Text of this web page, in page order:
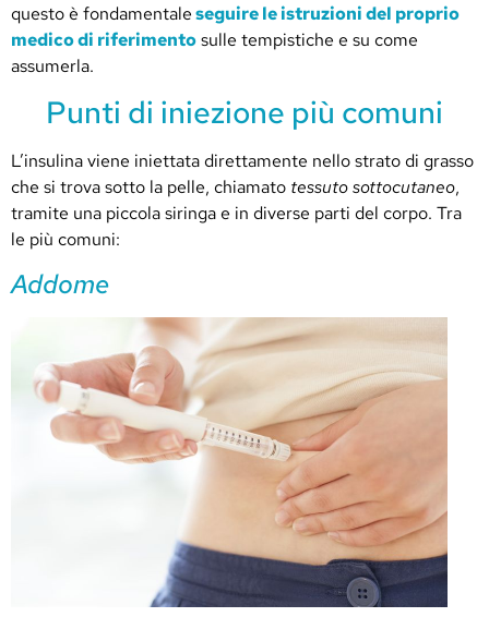
questo è fondamentaleseguire le istruzioni del proprio
medico di riferimentosulle tempistiche e su come
assumerla.
Punti di iniezione più comuni
L’insulina viene iniettata direttamente nello strato di grasso
che si trova sotto la pelle, chiamato tessuto sottocutaneo,
tramite una piccola siringa e in diverse parti del corpo. Tra
le più comuni:
Addome